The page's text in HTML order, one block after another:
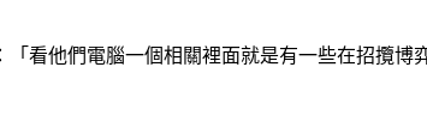
看他們電腦一個相關裡面就是有一些在招攬博